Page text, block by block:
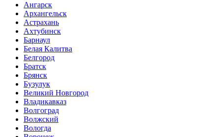
Ангарск
Архангельск
Астрахань
Ахтубинск
Барнаул
Белая Калитва
Белгород
Братск
Брянск
Бузулук
Великий Новгород
Владикавказ
Волгоград
Волжский
Вологда